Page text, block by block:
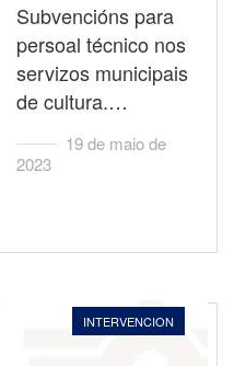
Subvencións para
persoal técnico nos
servizos municipais
de cultura.…
19 de maio de
2023
INTERVENCION